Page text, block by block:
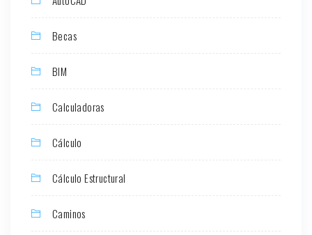
Becas
BIM
Calculadoras
Cálculo
Cálculo Estructural
Caminos